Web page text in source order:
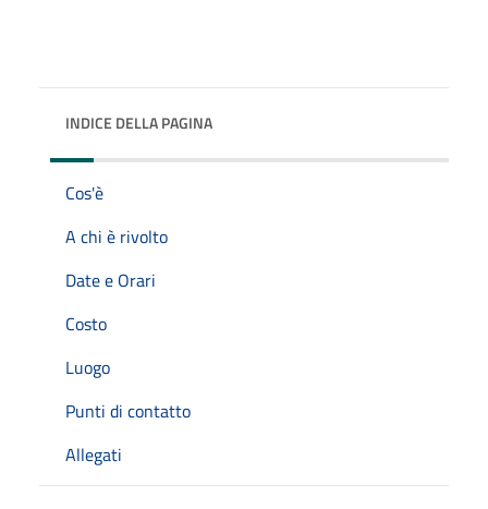
INDICE DELLA PAGINA
Cos'è
A chi è rivolto
Date e Orari
Costo
Luogo
Punti di contatto
Allegati